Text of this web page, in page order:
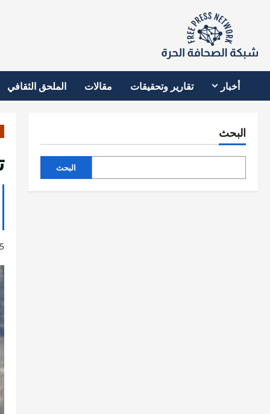
أخبار تقارير وتحقيقات مقالات الملحق الثقافي
البحث
البحث